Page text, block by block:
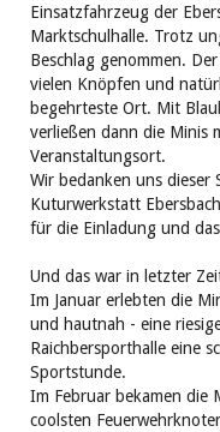
Einsatzfahrzeug der
Marktschulhalle. Trotz
Beschlag genommen.
vielen Knöpfen und
begehrteste Ort. Mit
verließen dann die Minis
Veranstaltungsort.
Wir bedanken uns dieser
Kuturwerkstatt
für die Einladung und
Und das war in letzter
Im Januar erlebten die
und hautnah - eine
Raichbersporthalle eine
Sportstunde.
Im Februar bekamen die
coolsten